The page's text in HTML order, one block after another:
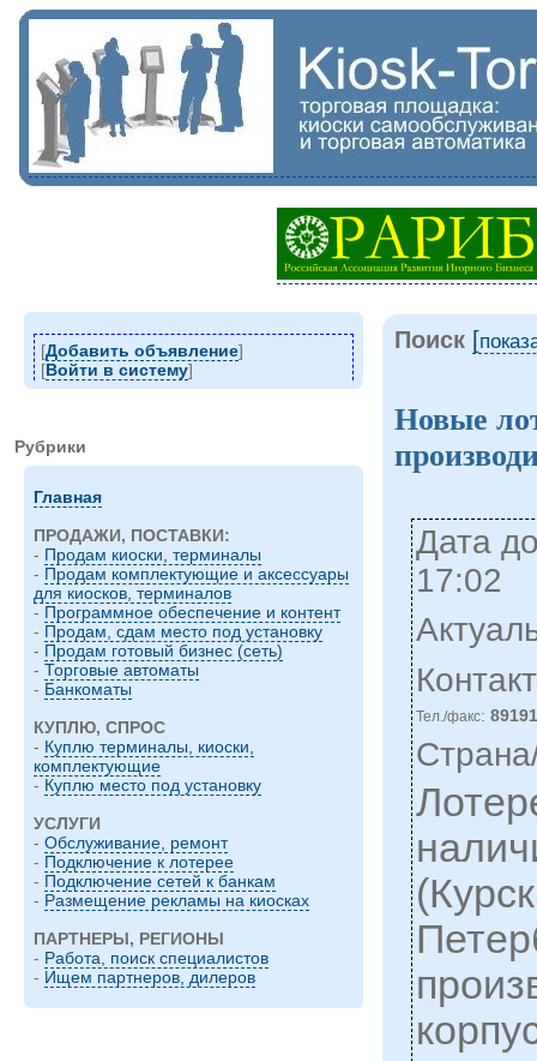
[Добавить объявление]
[Войти в систему]
Рубрики
Главная
ПРОДАЖИ, ПОСТАВКИ:
- Продам киоски, терминалы
- Продам комплектующие и аксессуары
для киосков, терминалов
- Программное обеспечение и контент
- Продам, сдам место под установку
- Продам готовый бизнес (сеть)
- Торговые автоматы
- Банкоматы
КУПЛЮ, СПРОС
- Куплю терминалы, киоски,
комплектующие
- Куплю место под установку
УСЛУГИ
- Обслуживание, ремонт
- Подключение к лотерее
- Подключение сетей к банкам
- Размещение рекламы на киосках
ПАРТНЕРЫ, РЕГИОНЫ
- Работа, поиск специалистов
- Ищем партнеров, дилеров
Поиск [
Новые
Дата
17:02
Тел./факс: